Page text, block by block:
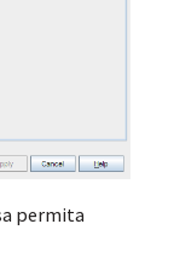
permita